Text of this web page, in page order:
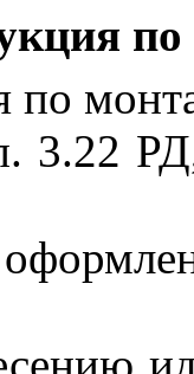
по
3.22